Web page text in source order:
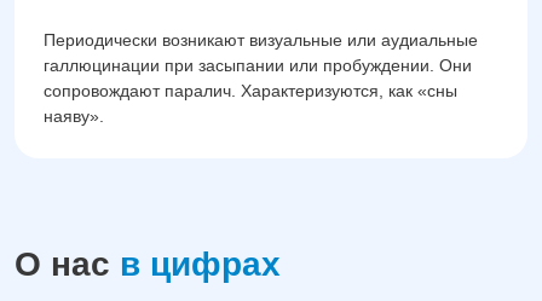
Периодически возникают визуальные или аудиальные
галлюцинации при засыпании или пробуждении. Они
сопровождают паралич. Характеризуются, как «сны
наяву».
О нас в цифрах